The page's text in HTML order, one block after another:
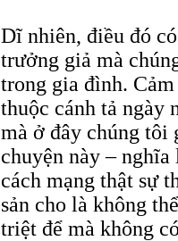
Dĩ nhiên, điều đó
trưởng giả mà
trong gia đình.
thuộc cánh tả ngày
mà ở đây chúng tôi
chuyện này –
cách mạng thật sự
sản cho là không
triệt để mà không